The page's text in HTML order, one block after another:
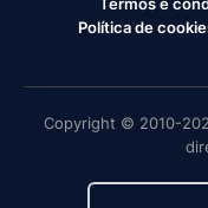
Política de
Copyright © 2010-